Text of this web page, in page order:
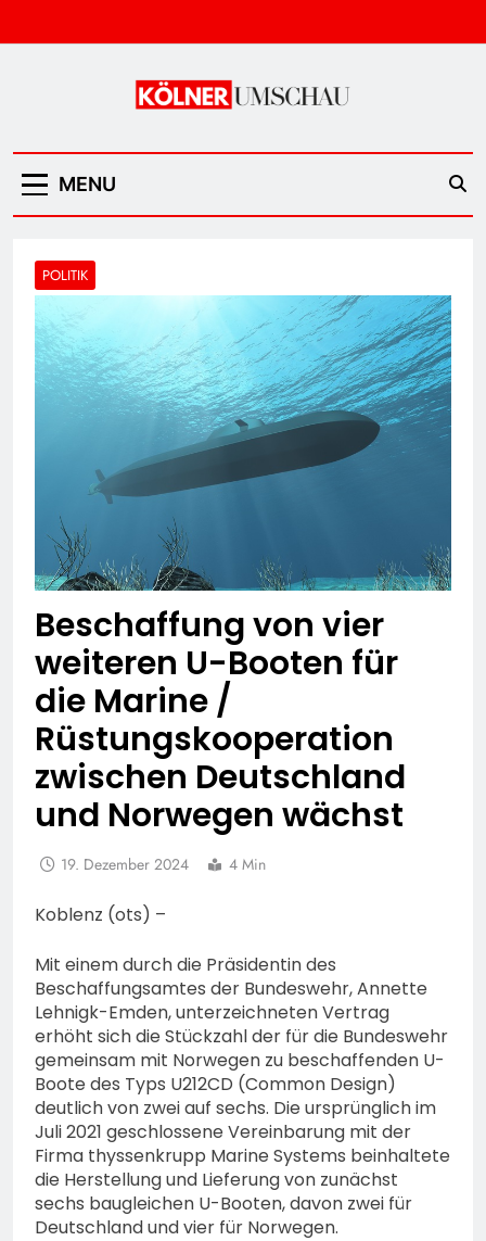
to
Kölner Umschau
MENU
POLITIK
Beschaffung von vier
weiteren U-Booten für
die Marine /
Rüstungskooperation
zwischen Deutschland
und Norwegen wächst
19. Dezember 2024 4 Min
Koblenz (ots) –
Mit einem durch die Präsidentin des
Beschaffungsamtes der Bundeswehr, Annette
Lehnigk-Emden, unterzeichneten Vertrag
erhöht sich die Stückzahl der für die Bundeswehr
gemeinsam mit Norwegen zu beschaffenden U-
Boote des Typs U212CD (Common Design)
deutlich von zwei auf sechs. Die ursprünglich im
Juli 2021 geschlossene Vereinbarung mit der
Firma thyssenkrupp Marine Systems beinhaltete
die Herstellung und Lieferung von zunächst
sechs baugleichen U-Booten, davon zwei für
Deutschland und vier für Norwegen.